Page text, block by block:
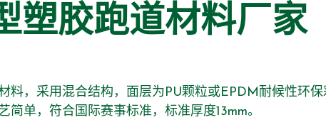
塑胶跑道材料厂家
料，采用混合结构，面层为PU颗粒或EPDM耐候性环
简单，符合国际赛事标准，标准厚度13mm。